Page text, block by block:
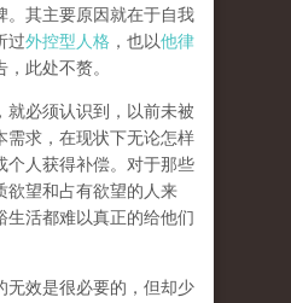
。其主要原因就在于自我
过外控型人格 ，也以他律
此处不赘。
就必须认识到，以前未被
需求，在现状下无论怎样
个人获得补偿。对于那些
欲望和占有欲望的人来
生活都难以真正的给他们
无效是很必要的，但却少